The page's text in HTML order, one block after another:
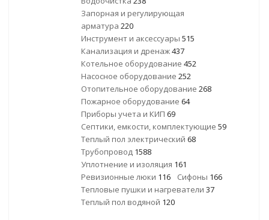
Запорная и регулирующая
арматура 220
Инструмент и аксессуары 515
Канализация и дренаж437
Котельное оборудование 452
Насосное оборудование 252
Отопительное оборудование 268
Пожарное оборудование 64
Приборы учета и КИП 69
Септики, емкости, комплектующие 59
Теплый пол электрический 68
Трубопровод 1588
Уплотнение и изоляция 161
Ревизионные люки 116 Сифоны 166
Тепловые пушки и нагреватели 37
Теплый пол водяной 120